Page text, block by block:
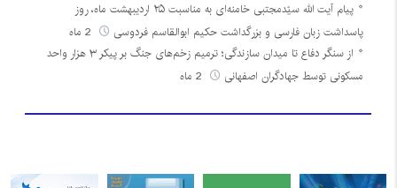
پیام آیت الله سیّدمجتبی خامنه‌ای به مناسبت ۲۵ اردیبهشت ماه، روز
پاسداشت زبان فارسی و بزرگداشت حکیم ابوالقاسم فردوسی
از سنگر دفاع تا میدان سازندگی؛ ترمیم زخم‌های جنگ بر پیکر ۳ هزار واحد
مسکونی توسط جهادگران اصفهانی